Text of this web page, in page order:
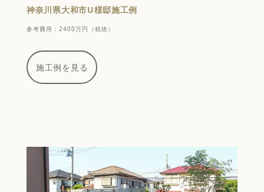
神奈川県大和市U様邸施工例
参考費用：2400万円（税抜）
施工例を見る